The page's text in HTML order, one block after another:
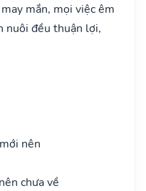
mắn, mọi việc êm
nuôi đều thuận lợi,
nên
chưa về